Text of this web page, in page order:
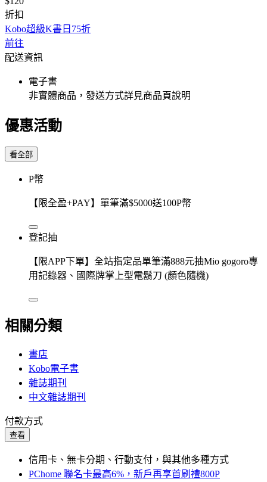
折扣
Kobo超級K書日75折
前往
配送資訊
電子書
非實體商品，發送方式詳見商品頁說明
優惠活動
看全部
P幣
【限全盈+PAY】單筆滿$5000送100P幣
登記抽
【限APP下單】全站指定品單筆滿888元抽Mio gogoro專
用記錄器、國際牌掌上型電鬍刀 (顏色隨機)
相關分類
書店
Kobo電子書
雜誌期刊
中文雜誌期刊
付款方式
查看
信用卡、無卡分期、行動支付，與其他多種方式
PChome 聯名卡最高6%，新戶再享首刷禮800P